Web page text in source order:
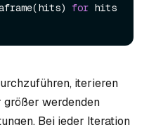
for
iterieren
werdenden
Bei jeder Iteration